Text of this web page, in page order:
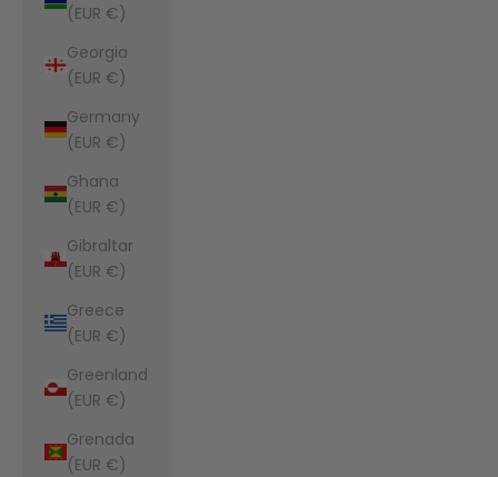
(EUR €)
Georgia
(EUR €)
Germany
(EUR €)
Ghana
(EUR €)
Gibraltar
(EUR €)
Greece
(EUR €)
Greenland
(EUR €)
Grenada
(EUR €)